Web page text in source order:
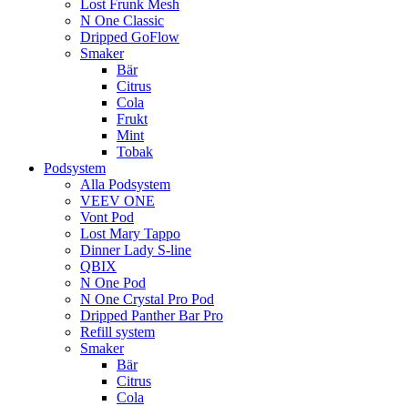
Lost Frunk Mesh
N One Classic
Dripped GoFlow
Smaker
Bär
Citrus
Cola
Frukt
Mint
Tobak
Podsystem
Alla Podsystem
VEEV ONE
Vont Pod
Lost Mary Tappo
Dinner Lady S-line
QBIX
N One Pod
N One Crystal Pro Pod
Dripped Panther Bar Pro
Refill system
Smaker
Bär
Citrus
Cola